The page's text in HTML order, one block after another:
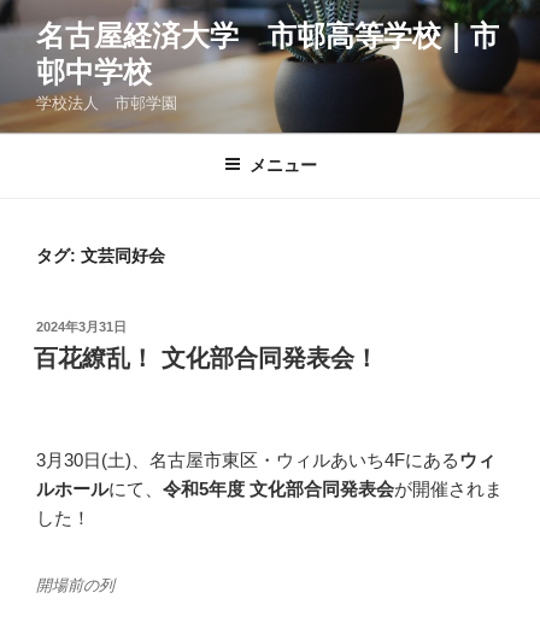
コ
ン
ツ
名古屋経済大学 市邨高等学校｜市
邨中学校
学校法人 市邨学園
メニュー
タグ: 文芸同好会
投
稿
日:
2024年3月31日
百花繚乱！ 文化部合同発表会！
3月30日(土)、名古屋市東区・ウィルあいち4Fにあるウィ
ルホールにて、 令和5年度 文化部合同発表会が開催されま
した！
開場前の列